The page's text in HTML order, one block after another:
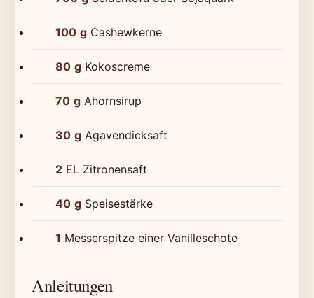
100 g Cashewkerne
80 g Kokoscreme
70 g Ahornsirup
30 g Agavendicksaft
2 EL Zitronensaft
40 g Speisestärke
1 Messerspitze einer Vanilleschote
Anleitungen